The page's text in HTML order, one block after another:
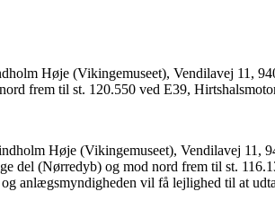
Høje (Vikingemuseet), Vendilavej 11,
frem til st. 120.550 ved E39,
Høje (Vikingemuseet), Vendilavej 11,
del (Nørredyb) og mod nord frem til st.
anlægsmyndigheden vil få lejlighed til at